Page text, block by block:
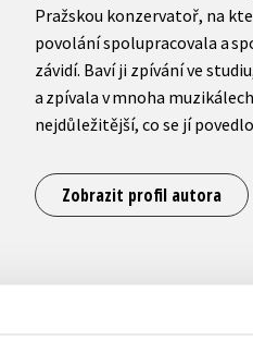
Pražskou konzervatoř, na
povolání spolupracovala a
závidí. Baví ji zpívání ve
a zpívala v mnoha
nejdůležitější, co se jí
Zobrazit profil autora